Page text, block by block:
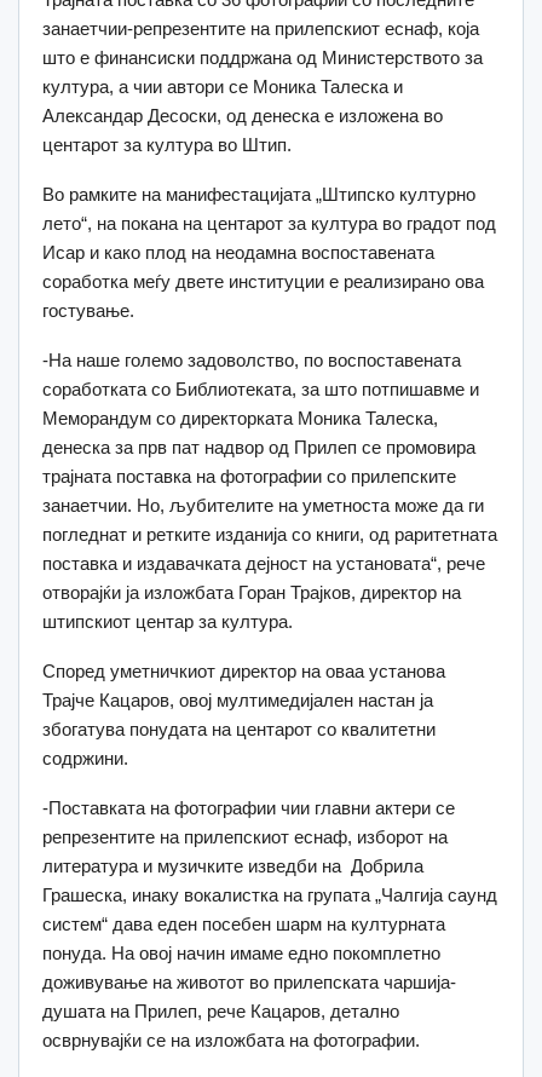
занаетчии-репрезентите на прилепскиот еснаф, која
што е финансиски поддржана од Министерството за
култура, а чии автори се Моника Талеска и
Александар Десоски, од денеска е изложена во
центарот за култура во Штип.
Во рамките на манифестацијата „Штипско културно
лето“, на покана на центарот за култура во градот под
Исар и како плод на неодамна воспоставената
соработка меѓу двете институции е реализирано ова
гостување.
-На наше големо задоволство, по воспоставената
соработката со Библиотеката, за што потпишавме и
Меморандум со директорката Моника Талеска,
денеска за прв пат надвор од Прилеп се промовира
трајната поставка на фотографии со прилепските
занаетчии. Но, љубителите на уметноста може да ги
погледнат и ретките изданија со книги, од раритетната
поставка и издавачката дејност на установата“, рече
отворајќи ја изложбата Горан Трајков, директор на
штипскиот центар за култура.
Според уметничкиот директор на оваа установа
Трајче Кацаров, овој мултимедијален настан ја
збогатува понудата на центарот со квалитетни
содржини.
-Поставката на фотографии чии главни актери се
репрезентите на прилепскиот еснаф, изборот на
литература и музичките изведби на Добрила
Грашеска, инаку вокалистка на групата „Чалгија саунд
систем“ дава еден посебен шарм на културната
понуда. На овој начин имаме едно покомплетно
доживување на животот во прилепската чаршија-
душата на Прилеп, рече Кацаров, детално
осврнувајќи се на изложбата на фотографии.